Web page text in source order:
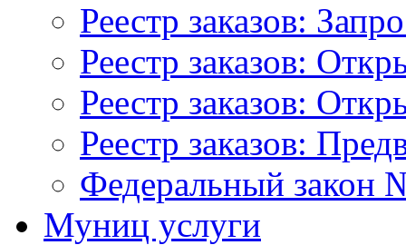
Реестр заказов:
Реестр заказов:
Реестр заказов:
Реестр заказов:
Федеральный закон
Муниц услуги